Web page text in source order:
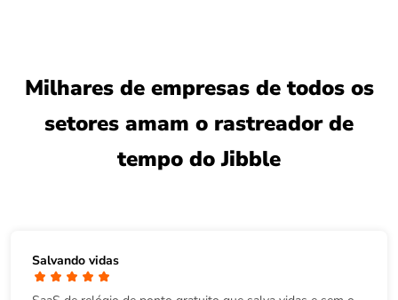
Milhares de empresas de todos os
setores amam o rastreador de
tempo do Jibble
Salvando vidas